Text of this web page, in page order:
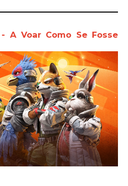
A Voar Como Se Fosse